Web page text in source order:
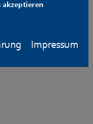
akzeptieren
Impressum